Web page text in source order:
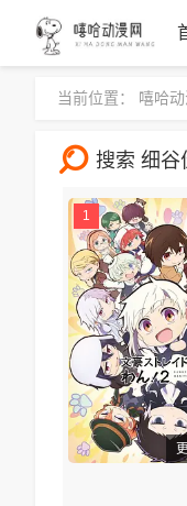
当前位置： 嘻哈
搜索 细谷
1